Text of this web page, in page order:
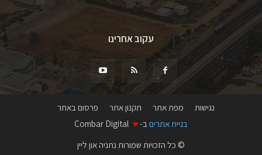
עקוב אחרינו
נגישות מפת אתר תקנון אתר
פרסום באתר
בניית אתרים ב- ♥
© כל הזכויות שמורות נתניה און ליין